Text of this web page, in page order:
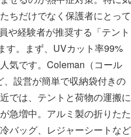
ちだけでなく保護者にとって
や経験者が推奨する「テント
す。まず、UVカット率99%
気です。Coleman（コール
設営が簡単で収納袋付きの
では、テントと荷物の運搬に
急増中。アルミ製の折りたた
バッグ、レジャーシートなど